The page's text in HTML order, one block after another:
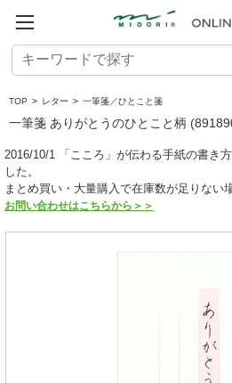
TOP > レター > 一筆箋／ひとこと箋
一筆箋 ありがとうのひとこと柄
2016/10/1 「こころ」が伝わる手紙の書き
した。
まとめ買い・大量購入で在庫数が足りない
お問い合わせはこちらから＞＞